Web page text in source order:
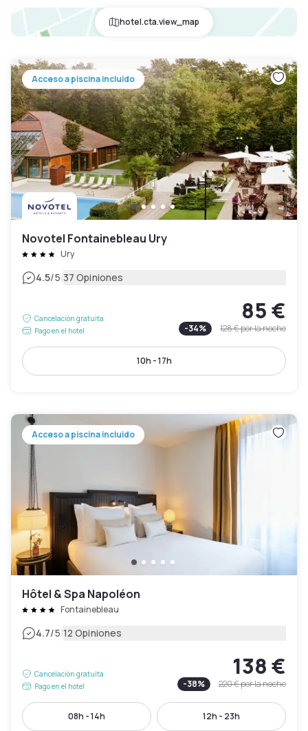
hotel.cta.view_map
Acceso a piscina incluido
Novotel Fontainebleau Ury
Ury
4.5/5|37 Opiniones
Cancelación gratuita
Pago en el hotel
85 €
-34% 128 €por la noche
10h - 17h
Acceso a piscina incluido
Hôtel & Spa Napoléon
Fontainebleau
4.7/5|12 Opiniones
Cancelación gratuita
Pago en el hotel
138 €
-38% 220 €por la noche
08h - 14h 12h - 23h